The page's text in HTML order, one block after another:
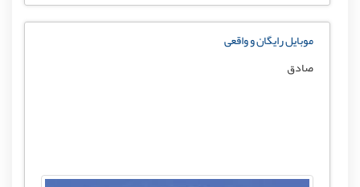
موبایل رایگان و واقعی
صادق